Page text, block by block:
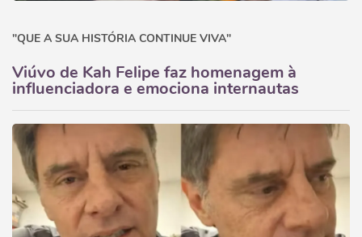
"QUE A SUA HISTÓRIA CONTINUE VIVA"
Viúvo de Kah Felipe faz homenagem à
influenciadora e emociona internautas